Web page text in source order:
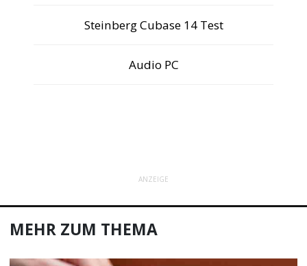
Steinberg Cubase 14 Test
Audio PC
ANZEIGE
MEHR ZUM THEMA